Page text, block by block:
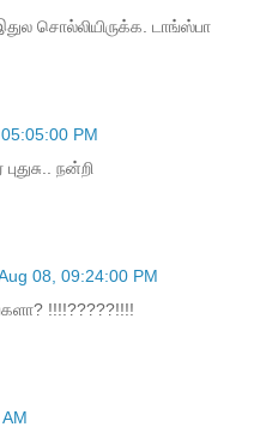
சொல்லியிருக்க. டாங்ஸ்பா
PM
நன்றி
08, 09:24:00 PM
!!!!?????!!!!